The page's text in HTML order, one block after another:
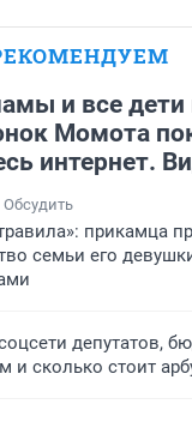
и все дети
Момота
интернет.
Обсудить
прикамца
семьи его
депутатов,
и сколько стоит